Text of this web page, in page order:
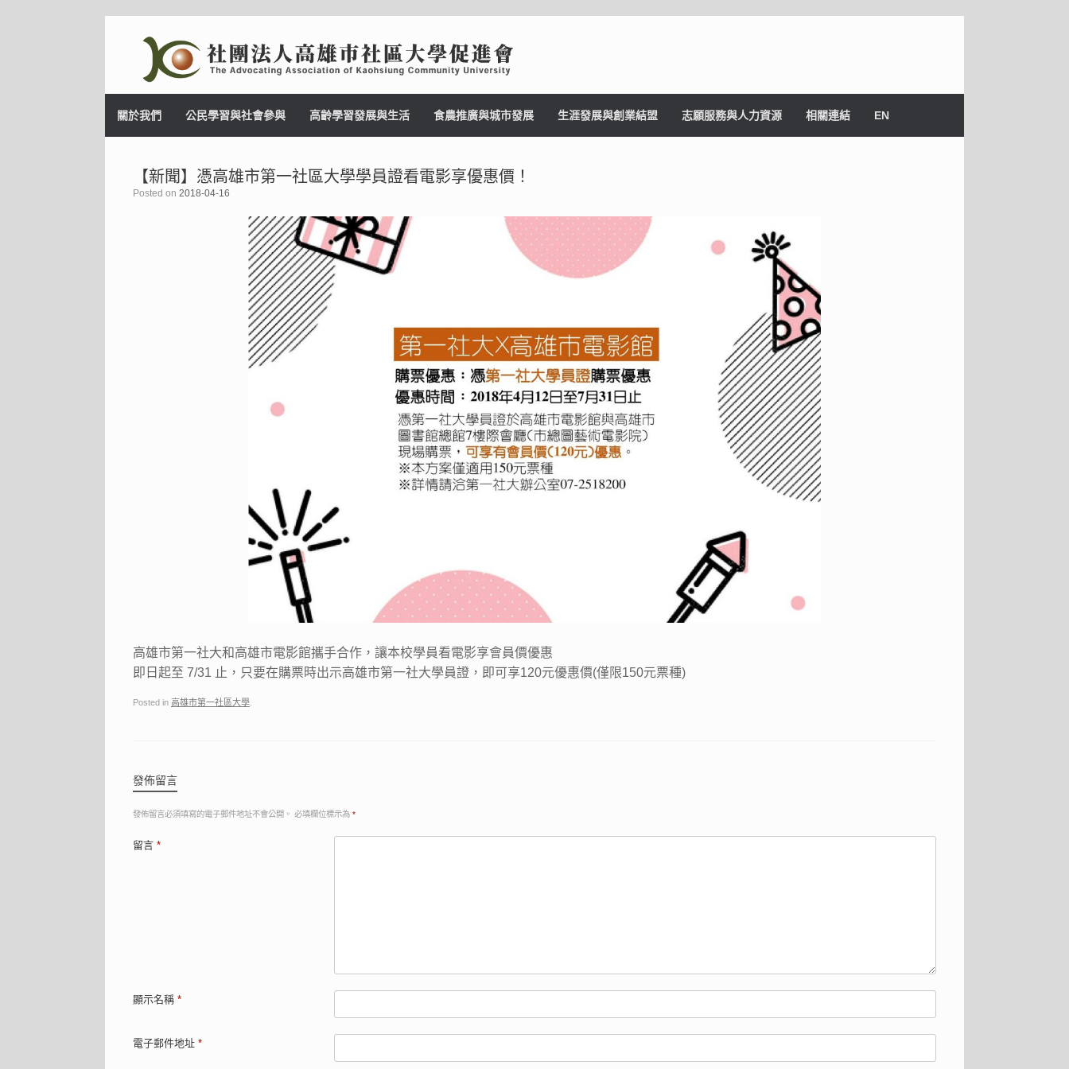
關於我們 公民學習與社會參與 高齡學習發展與生活 食農推廣與城市發展 生涯發展與創業結盟 志願服務與人力資源 相關連結 EN
【新聞】憑高雄市第一社區大學學員證看電影享優惠價！
Posted on 2018-04-16
高雄市第一社大和高雄市電影館攜手合作，讓本校學員看電影享會員價優惠
即日起至 7/31 止，只要在購票時出示高雄市第一社大學員證，即可享120元優惠價(僅限150元票種)
Posted in 高雄市第一社區大學
發佈留言
發佈留言必須填寫的電子郵件地址不會公開。 必填欄位標示為 *
留言 *
顯示名稱 *
電子郵件地址 *